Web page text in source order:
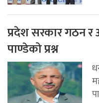
प्रदेश सरकार गठन
पाण्डेको प्रश्न